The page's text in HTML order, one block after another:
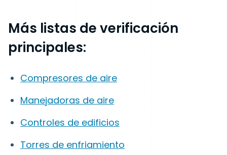
Más listas de verificación
principales:
Compresores de aire
Manejadoras de aire
Controles de edificios
Torres de enfriamiento